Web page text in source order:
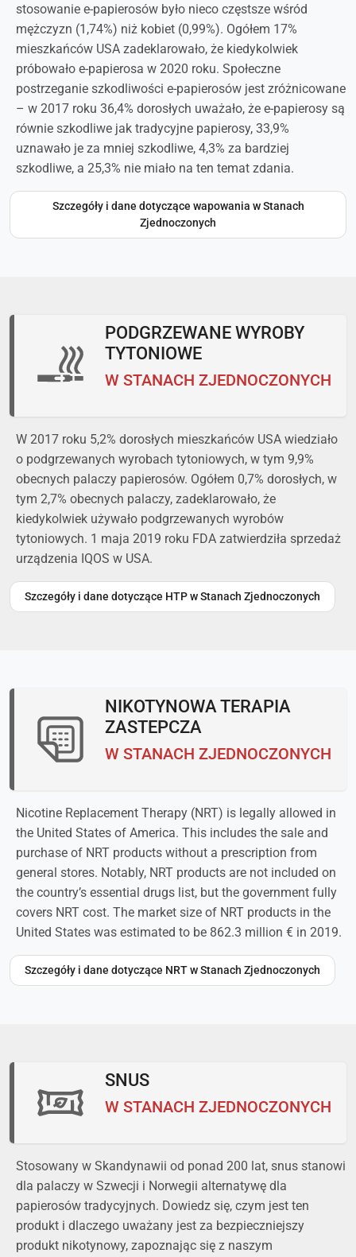
stosowanie e-papierosów było nieco częstsze wśród
mężczyzn (1,74%) niż kobiet (0,99%). Ogółem 17%
mieszkańców USA zadeklarowało, że kiedykolwiek
próbowało e-papierosa w 2020 roku. Społeczne
postrzeganie szkodliwości e-papierosów jest zróżnicowane
– w 2017 roku 36,4% dorosłych uważało, że e-papierosy są
równie szkodliwe jak tradycyjne papierosy, 33,9%
uznawało je za mniej szkodliwe, 4,3% za bardziej
szkodliwe, a 25,3% nie miało na ten temat zdania.
Szczegóły i dane dotyczące wapowania w Stanach
Zjednoczonych
PODGRZEWANE WYROBY
TYTONIOWE
W STANACH ZJEDNOCZONYCH
W 2017 roku 5,2% dorosłych mieszkańców USA wiedziało
o podgrzewanych wyrobach tytoniowych, w tym 9,9%
obecnych palaczy papierosów. Ogółem 0,7% dorosłych, w
tym 2,7% obecnych palaczy, zadeklarowało, że
kiedykolwiek używało podgrzewanych wyrobów
tytoniowych. 1 maja 2019 roku FDA zatwierdziła sprzedaż
urządzenia IQOS w USA.
Szczegóły i dane dotyczące HTP w Stanach Zjednoczonych
NIKOTYNOWA TERAPIA
ZASTEPCZA
W STANACH ZJEDNOCZONYCH
Nicotine Replacement Therapy (NRT) is legally allowed in
the United States of America. This includes the sale and
purchase of NRT products without a prescription from
general stores. Notably, NRT products are not included on
the country’s essential drugs list, but the government fully
covers NRT cost. The market size of NRT products in the
United States was estimated to be 862.3 million € in 2019.
Szczegóły i dane dotyczące NRT w Stanach Zjednoczonych
SNUS
W STANACH ZJEDNOCZONYCH
Stosowany w Skandynawii od ponad 200 lat, snus stanowi
dla palaczy w Szwecji i Norwegii alternatywę dla
papierosów tradycyjnych. Dowiedz się, czym jest ten
produkt i dlaczego uważany jest za bezpieczniejszy
produkt nikotynowy, zapoznając się z naszym